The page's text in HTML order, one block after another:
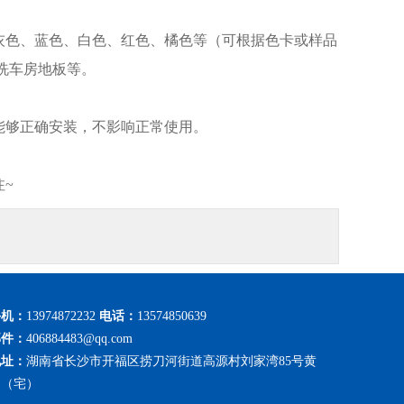
蓝色、白色、红色、橘色等（可根据色卡或样品
房地板等。
确安装，不影响正常使用。
~
： 13974872232 电话： 13574850639
： 406884483@qq.com
： 湖南省长沙市开福区捞刀河街道高源村刘家湾85号黄
宅）